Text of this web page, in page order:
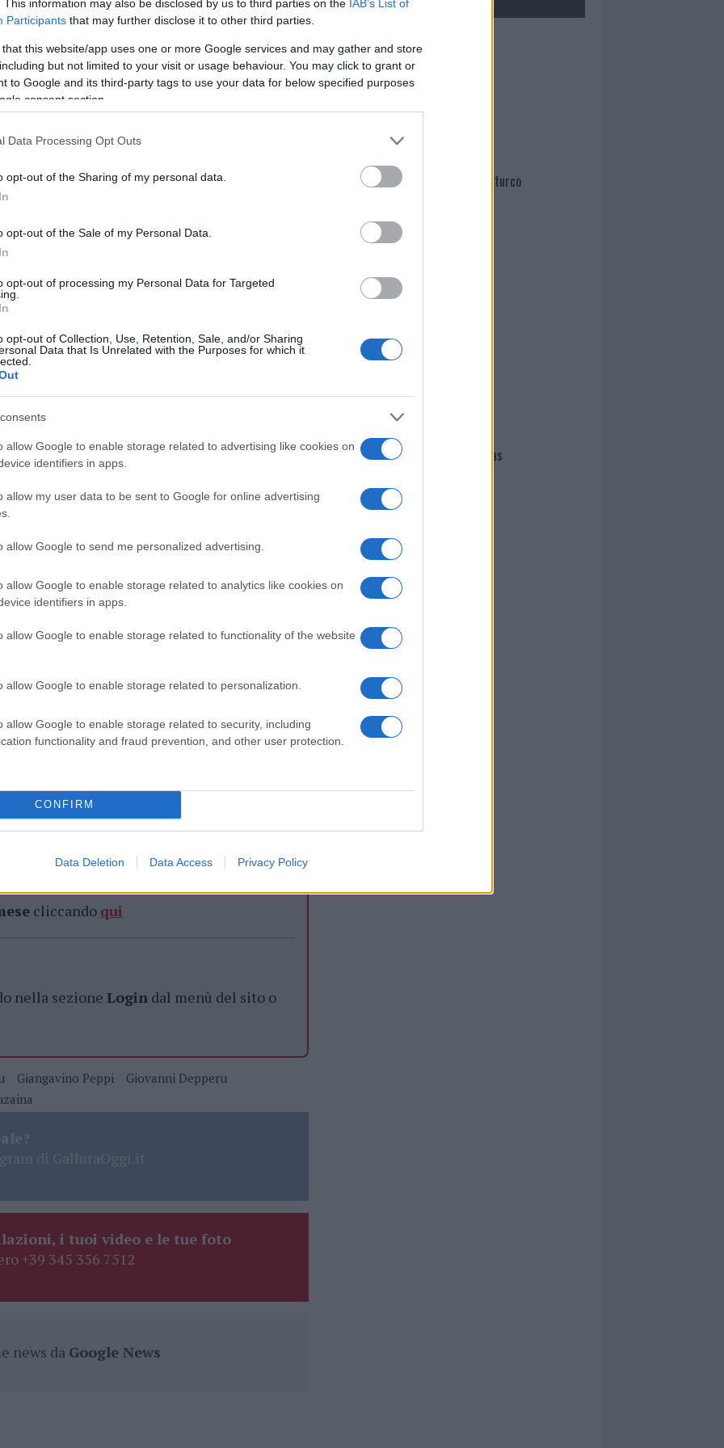
This information may also be disclosed by us to third parties on the IAB’s List of
Participants that may further disclose it to other third parties.
that this website/app uses one or more Google services and may gather and store
but not limited to your visit or usage behaviour. You may click to grant or
to Google and its third-party tags to use your data for below specified purposes
consent section.
Data Processing Opt Outs
opt-out of the Sharing of my personal data.
opt-out of the Sale of my Personal Data.
opt-out of processing my Personal Data for Targeted
opt-out of Collection, Use, Retention, Sale, and/or Sharing
Data that Is Unrelated with the Purposes for which it
allow Google to enable storage related to advertising like cookies on
identifiers in apps.
allow my user data to be sent to Google for online advertising
allow Google to send me personalized advertising.
allow Google to enable storage related to analytics like cookies on
identifiers in apps.
allow Google to enable storage related to functionality of the website
allow Google to enable storage related to personalization.
allow Google to enable storage related to security, including
functionality and fraud prevention, and other user protection.
CONFIRM
Data Deletion Data Access Privacy Policy
in tutto 779, un numero esattamente
Dati per fortuna in controtendenza rispetto
Sardegna, la regione in cui nascono meno
ospedaliero olbiese si sono registrati
gallurese si conferma, inoltre,
italiano, sonoben trentatre gli
. Al primo posto anche quest’anno ci sono i
da quelli di origine marocchina (23),
e russa (4). I paesi rappresentati da tre
Svizzera e Brasile. Due nuovi nati per
Repubblica Dominicana, Macedonia,
neonato a testa, infine, per Moldavia,
Bangladesh, Ecuador, Kirghizistan,
Gallura nel 2024 e dell’ultimo nato nel
dell’Unità Operativa di
Peppi, di tracciare un bilancio: “Quello
per il nostro reparto e per tutto il
da me diretto. Nonostante le gravi
strutturali di personale medico,
abbiamo fatto passi avanti nei processi di
centro della nostra attività le pazienti.
ma stiamo mettendo i primi tasselli al
da alcuni mesi i percorsi delle interruzioni
in Day Surgery, da quelli delle pazienti
È stata, inoltre, introdotta a giugno una
di parto con la collaborazione
Rianimazione, attraverso
di protossido d’azoto e ossigeno,
apprezzata dall’utenza. È stata anche
che era stata sospesa qualche anno fa.
di Uroginecologia per contrastare i
da molte donne soprattutto nel post
inaugurato il progetto Domino per
alle cure rivolti alle donne e ai minori.
della persona e a umanizzare le
di consolidare e potenziare anche nel
cliccando qui
nella sezione Login dal menù del sito o
Giangavino Peppi
Giovanni Depperu
di GalluraOggi.it
i tuoi video e le tue foto
+39 345 356 7512
news da Google News
Mario Malu
Paolo Pinna
Martina Agostina Diturco
Giovannimaria Cabras